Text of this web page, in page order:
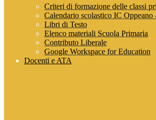
Criteri di formazione delle classi
Calendario scolastico IC Oppeano
Libri di Testo
Elenco materiali Scuola Primaria
Contributo Liberale
Google Workspace for Education
Docenti e ATA